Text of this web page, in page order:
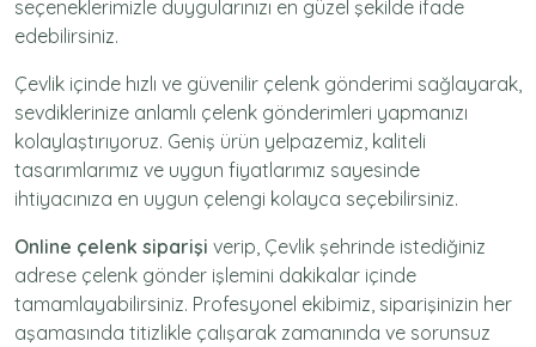
seçeneklerimizle duygularınızı en güzel şekilde ifade
edebilirsiniz.
Çevlik içinde hızlı ve güvenilir çelenk gönderimi sağlayarak,
sevdiklerinize anlamlı çelenk gönderimleri yapmanızı
kolaylaştırıyoruz. Geniş ürün yelpazemiz, kaliteli
tasarımlarımız ve uygun fiyatlarımız sayesinde
ihtiyacınıza en uygun çelengi kolayca seçebilirsiniz.
Online çelenk siparişi verip, Çevlik şehrinde istediğiniz
adrese çelenk gönder işlemini dakikalar içinde
tamamlayabilirsiniz. Profesyonel ekibimiz, siparişinizin her
aşamasında titizlikle çalışarak zamanında ve sorunsuz